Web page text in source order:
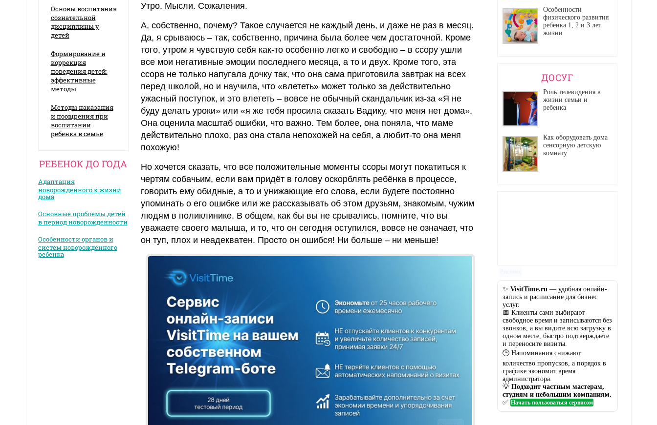
Основы воспитания
сознательной
дисциплины у
детей
Формирование и
коррекция
поведения детей:
эффективные
методы
Методы наказания
и поощрения при
воспитании
ребенка в семье
РЕБЕНОК ДО ГОДА
Адаптация
новорожденного к жизни
дома
Основные проблемы детей
в период новорожденности
Особенности органов и
систем новорожденного
ребенка
Утро. Мысли. Сожаления.
А, собственно, почему? Такое случается не каждый день, и даже не раз в месяц.
Да, я срываюсь – так, собственно, причина была более чем достаточной. Кроме
того, утром я чувствую себя как-то особенно легко и свободно – в ссору ушли
все мои негативные эмоции последнего месяца, а то и двух. Кроме того, эта
ссора не только напугала дочку так, что она сама приготовила завтрак на всех
перед школой, но и научила, что «влететь» может только за действительно
ужасный поступок, и это влететь – вовсе не обычный скандальчик из-за «Я не
буду делать уроки» или «я же тебя просила сказать Вадику, что меня нет дома».
Она оценила масштаб ошибки, что важно. Тем более, она поняла, что маме
действительно плохо, раз она стала непохожей на себя, а любит-то она меня
похожую!
Но хочется сказать, что все положительные моменты ссоры могут покатиться к
чертям собачьим, если вам придёт в голову оскорблять ребёнка в процессе,
говорить ему обидные, а то и унижающие его слова, если будете постоянно
упоминать о его ошибке или же рассказывать об этом друзьям, знакомым, чужим
людям в поликлинике. В общем, как бы вы не срывались, помните, что вы
уважаете своего малыша, и то, что он сегодня оступился, вовсе не означает, что
он туп, плох и неадекватен. Просто он ошибся! Ни больше – ни меньше!
Особенности
физического развития
ребенка 1, 2 и 3 лет
жизни
ДОСУГ
Роль телевидения в
жизни семьи и
ребенка
Как оборудовать дома
сенсорную детскую
комнату
✨ VisitTime.ru — удобная онлайн-
запись и расписание для бизнес
услуг.
📅 Клиенты сами выбирают
свободное время и записываются без
звонков, а вы видите всю загрузку в
одном месте, быстро подтверждаете
и переносите визиты.
🕒 Напоминания снижают
количество пропусков, а порядок в
графике экономит время
администратора.
💡 Подходит частным мастерам,
студиям и небольшим компаниям.
✅ Начать пользоваться сервисом